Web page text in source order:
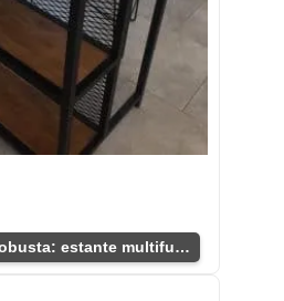
Isla de cocina robusta: estante multifuncional